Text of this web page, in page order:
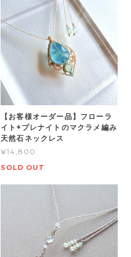
【お客様オーダー品】フローラ
イト+プレナイトのマクラメ編み
天然石ネックレス
¥14,800
SOLD OUT